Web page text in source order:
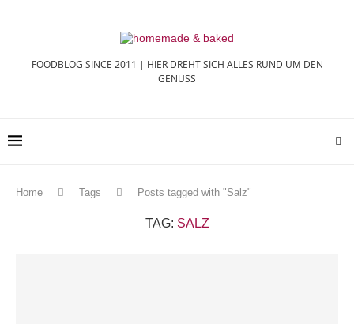
FOODBLOG SINCE 2011 | HIER DREHT SICH ALLES RUND UM DEN
GENUSS
Home Tags Posts tagged with "Salz"
TAG: SALZ